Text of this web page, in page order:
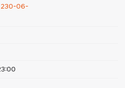
06-